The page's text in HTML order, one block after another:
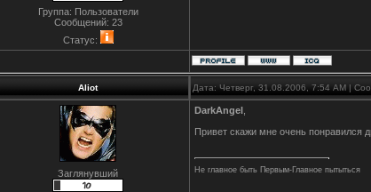
Группа: Пользователи
Сообщений: 23
Статус:
Aliot Дата: Четверг, 31.08.2006, 7:54 AM |
Заглянувший
DarkAngel
Привет скажи мне очень понравился
Не главное быть Первым-Главное пытыться